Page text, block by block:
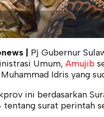
| Pj Gubernur
Umum, Amujib
Idris yang
ini berdasarkan
tentang surat perintah